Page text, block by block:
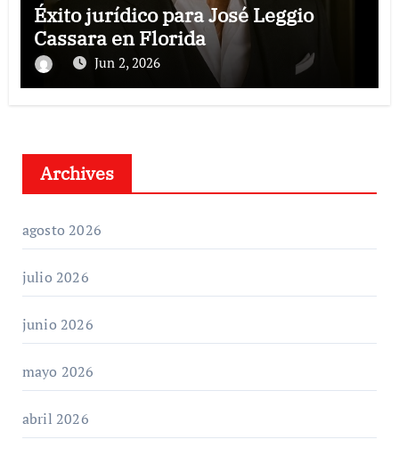
Éxito jurídico para José Leggio
Cassara en Florida
Jun 2, 2026
Archives
agosto 2026
julio 2026
junio 2026
mayo 2026
abril 2026